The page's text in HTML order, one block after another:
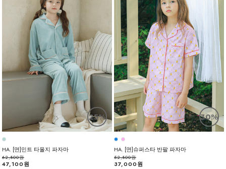
25%
HA. [면]민트 타올지 파자마
62,800원
47,100원
30%
HA. [면]슈퍼스타 반팔 파자마
52,800원
37,000원